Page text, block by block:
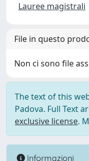
Lauree magistrali
File in questo
Non ci sono file
The text of this
Padova. Full Text
exclusive license.
Informazioni